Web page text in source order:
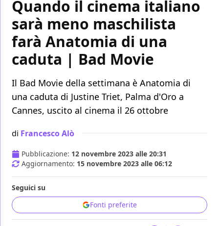
Quando il cinema italiano
sarà meno maschilista
farà Anatomia di una
caduta | Bad Movie
Il Bad Movie della settimana è Anatomia di
una caduta di Justine Triet, Palma d'Oro a
Cannes, uscito al cinema il 26 ottobre
di Francesco Alò
Pubblicazione: 12 novembre 2023 alle 20:31
Aggiornamento: 15 novembre 2023 alle 06:12
Seguici su
Fonti preferite